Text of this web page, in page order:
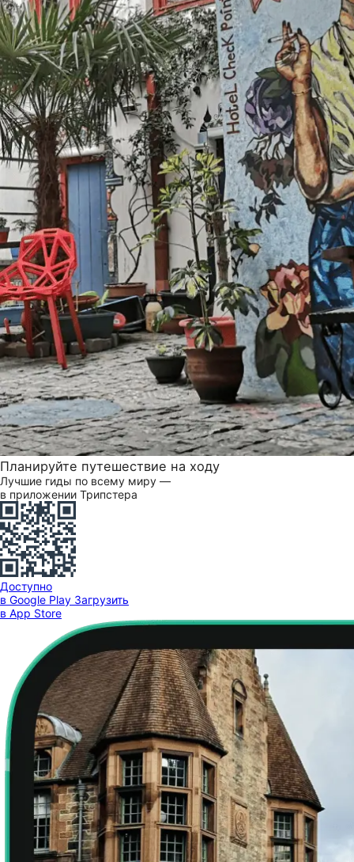
Планируйте путешествие на ходу
Лучшие гиды по всему миру —
в приложении Трипстера
Доступно
в Google Play Загрузить
в App Store